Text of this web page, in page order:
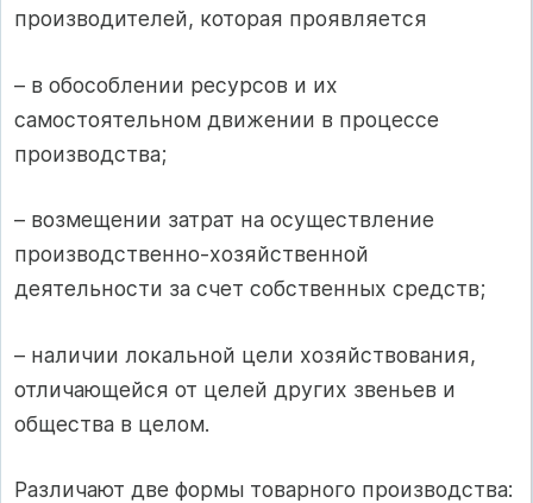
производителей, которая проявляется
– в обособлении ресурсов и их
самостоятельном движении в процессе
производства;
– возмещении затрат на осуществление
производственно‑хозяй­ст­вен­ной
деятельности за счет собственных средств;
– наличии локальной цели хозяйствования,
отличающейся от целей других звеньев и
общества в целом.
Различают две формы товарного производства: